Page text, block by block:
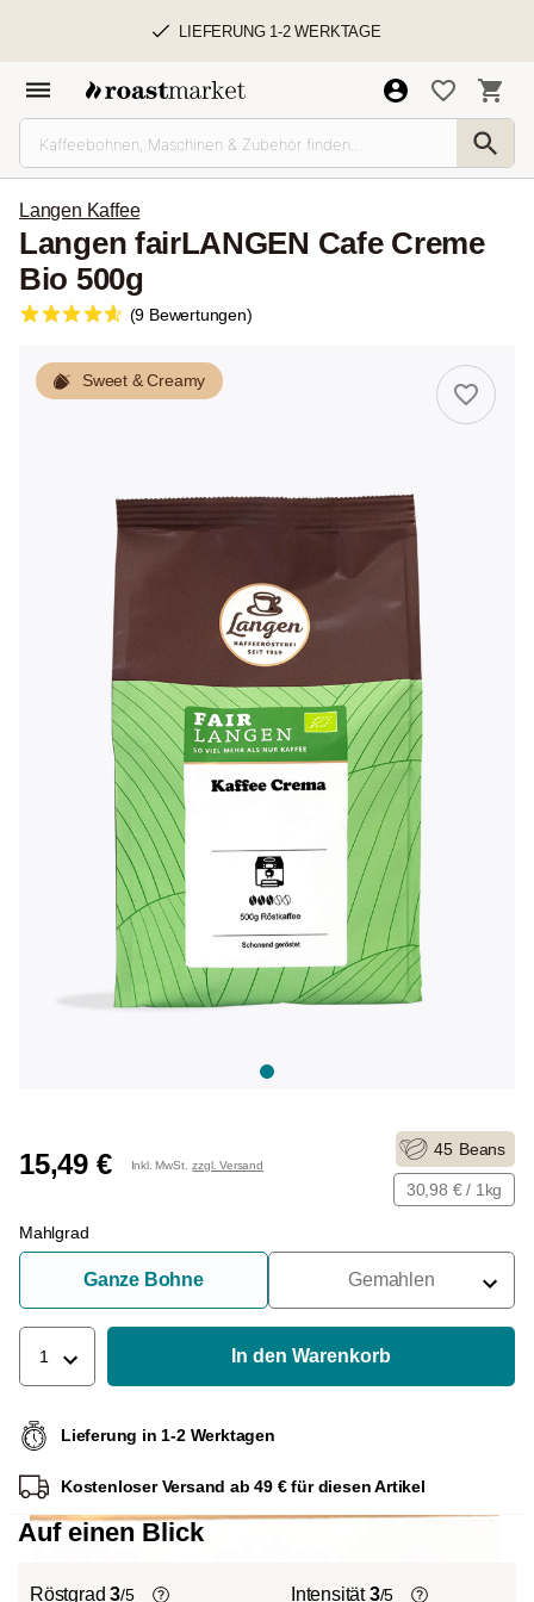
LIEFERUNG 1-2 WERKTAGE
Langen Kaffee
Langen fairLANGEN Cafe Creme
Bio 500g
(9 Bewertungen)
Sweet & Creamy
15,49 € Inkl. MwSt. zzgl. Versand
45 Beans
30,98 € / 1kg
Mahlgrad
Ganze Bohne Gemahlen
Für Siebträger
1 In den Warenkorb
Lieferung in 1-2 Werktagen
Kostenloser Versand ab 49 € für diesen Artikel
Auf einen Blick
Röstgrad3/5 Intensität3/5